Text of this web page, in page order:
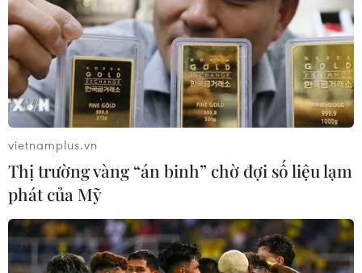
Triều Tiên khẳng định tiếp tục chương
trình vũ khí hạt nhân
vietnamplus.vn
Thị trường vàng “án binh” chờ đợi số liệu lạm
phát của Mỹ